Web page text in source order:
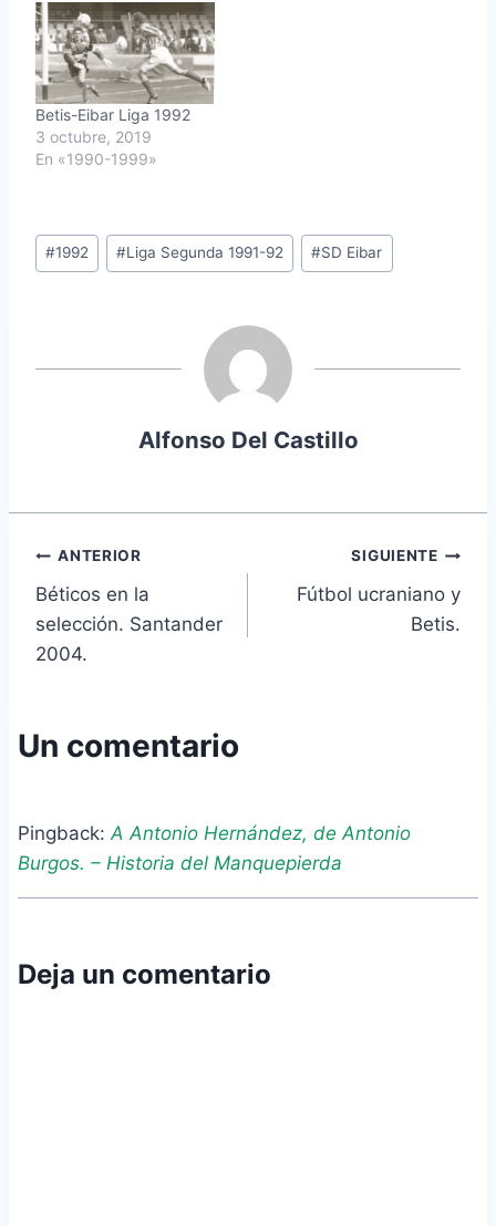
Betis-Eibar Liga 1992
3 octubre, 2019
En «1990-1999»
Etiquetas
de
#1992 #Liga Segunda 1991-92 #SD Eibar
Alfonso Del Castillo
Navegación
de
entradas
ANTERIOR
Béticos en la
selección. Santander
2004.
SIGUIENTE
Fútbol ucraniano y
Betis.
Un comentario
Pingback: A Antonio Hernández, de Antonio
Burgos. – Historia del Manquepierda
Deja un comentario